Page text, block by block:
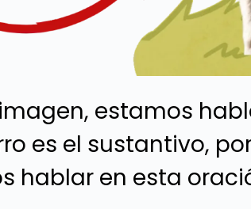
estamos
es el sustantivo,
hablar en esta